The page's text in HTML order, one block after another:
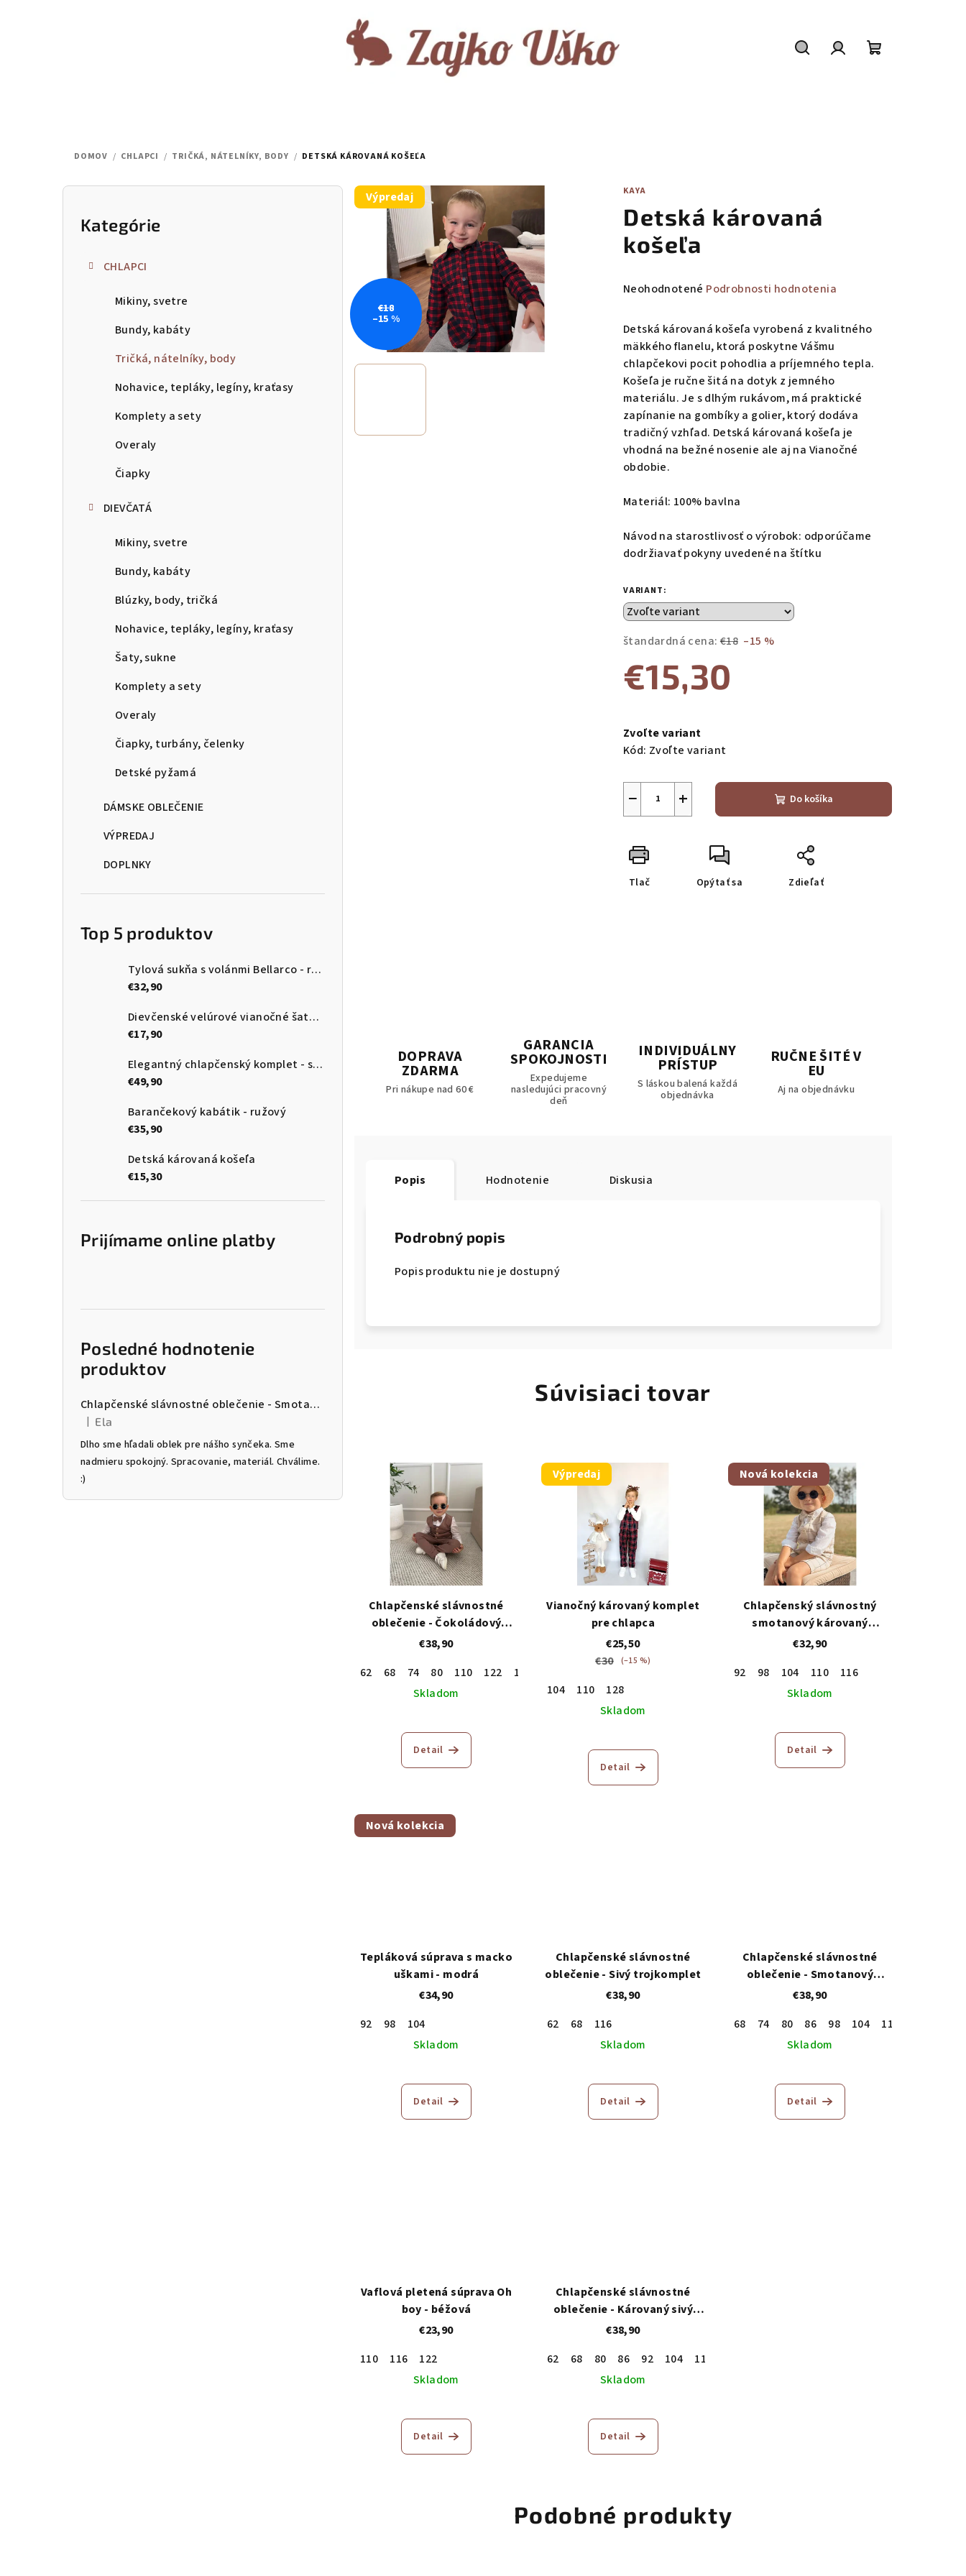
DOMOV / CHLAPCI / TRIČKÁ, NÁTELNÍKY, BODY / DETSKÁ KÁROVANÁ KOŠEĽA
B
Preskočiť
kategórie
Kategórie
CHLAPCI
Mikiny, svetre
Bundy, kabáty
Tričká, nátelníky, body
Nohavice, tepláky, legíny, kraťasy
Komplety a sety
Overaly
Čiapky
DIEVČATÁ
Mikiny, svetre
Bundy, kabáty
Blúzky, body, tričká
Nohavice, tepláky, legíny, kraťasy
Šaty, sukne
Komplety a sety
Overaly
Čiapky, turbány, čelenky
Detské pyžamá
DÁMSKE OBLEČENIE
VÝPREDAJ
DOPLNKY
Top 5 produktov
Tylová sukňa s volánmi Bellarco - ružová so srdiečkami
€32,90
Dievčenské velúrové vianočné šaty s tylom
€17,90
Elegantný chlapčenský komplet - sako, vesta, motýlik, nohavice
€49,90
Barančekový kabátik - ružový
€35,90
Detská károvaná košeľa
€15,30
Prijímame online platby
Posledné hodnotenie
produktov
Chlapčenské slávnostné oblečenie - Smotanový trojkomplet
Hodnotenie produktu je 5 z 5 hviezdičiek.
| Ela
Dlho sme hľadali oblek pre nášho synčeka. Sme
nadmieru spokojný. Spracovanie, materiál. Chválime.
:)
KAYA
Detská károvaná
košeľa
Priemerné
produktu
0,0
z
hviezdičiek.
Neohodnotené Podrobnosti hodnotenia
Detská károvaná košeľa vyrobená z kvalitného
mäkkého flanelu, ktorá poskytne Vášmu
chlapčekovi pocit pohodlia a príjemného tepla.
Košeľa je ručne šitá na dotyk z jemného
materiálu. Je s dlhým rukávom, má praktické
zapínanie na gombíky a golier, ktorý dodáva
tradičný vzhľad. Detská károvaná košeľa je
vhodná na bežné nosenie ale aj na Vianočné
obdobie.
Materiál: 100% bavlna
Návod na starostlivosť o výrobok: odporúčame
dodržiavať pokyny uvedené na štítku
VARIANT:
štandardná cena: €18 –15 %
€15,30
cena:
Zvoľte variant
Kód: Zvoľte variant
+
− Do košíka
Tlač Opýtať sa Zdieľať
Výpredaj
€18
–15 %
DOPRAVA
ZDARMA
Pri nákupe nad 60 €
GARANCIA
SPOKOJNOSTI
Expedujeme
nasledujúci pracovný
deň
INDIVIDUÁLNY
PRÍSTUP
S láskou balená každá
objednávka
RUČNE ŠITÉ V
EU
Aj na objednávku
Popis Hodnotenie Diskusia
Podrobný popis
Popis produktu nie je dostupný
Súvisiaci tovar
Chlapčenské slávnostné
oblečenie - Čokoládový
hnedý trojkomplet
€38,90
62
68 74 80 110 122
146
Skladom
Detail
Výpredaj
Vianočný károvaný komplet
pre chlapca
€25,50
€30
(–15 %)
104 110
128
Skladom
Detail
Nová kolekcia
Chlapčenský slávnostný
smotanový károvaný
komplet
€32,90
92
98 104 110
116
Skladom
Detail
Nová kolekcia
Tepláková súprava s macko
uškami - modrá
€34,90
92
98
104
Skladom
Detail
Chlapčenské slávnostné
oblečenie - Sivý trojkomplet
€38,90
62
68
116
Skladom
Detail
Chlapčenské slávnostné
oblečenie - Smotanový
trojkomplet
€38,90
68
74 80 86 98 104 110
Skladom
hodnotenie
produktu
je
Detail
Vaflová pletená súprava Oh
boy - béžová
€23,90
110
116
122
Skladom
Detail
Chlapčenské slávnostné
oblečenie - Károvaný sivý
trojkomplet
€38,90
62
68 80 86 92 104 110
Skladom
Detail
Podobné produkty